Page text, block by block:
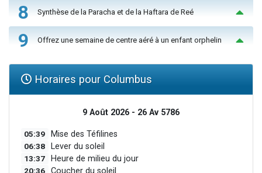
8 Synthèse de la Paracha et de la Haftara de Reé
9 Offrez une semaine de centre aéré à un enfant orphelin
Horaires pour Columbus
9 Août 2026 - 26 Av 5786
05:39 Mise des Téfilines
06:38 Lever du soleil
13:37 Heure de milieu du jour
20:36 Coucher du soleil